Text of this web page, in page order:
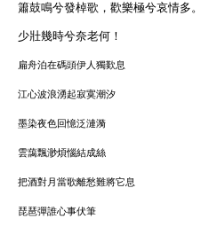
簫鼓鳴兮發棹歌，歡樂極兮哀情多。
少壯幾時兮奈老何！
扁舟泊在碼頭伊人獨歎息
江心波浪湧起寂寞潮汐
墨染夜色回憶泛漣漪
雲藹飄渺煩惱結成絲
把酒對月當歌離愁難將它息
琵琶彈誰心事伏筆